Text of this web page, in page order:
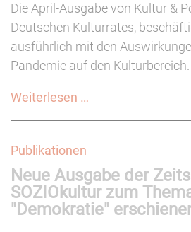
Soziokultur
und
Kulturarbeit
Die April-Ausgabe von Kultur &
Deutschen Kulturrates,
ausführlich mit den
Pandemie auf den Kulturbereich.
Weiterlesen …
Kultur?
April-
Ausgabe
Publikationen
Neue Ausgabe der
SOZIOkultur zum
"Demokratie"